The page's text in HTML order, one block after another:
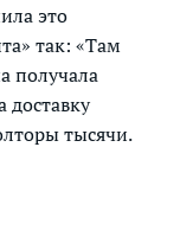
это
так: «Там
получала
доставку
тысячи.